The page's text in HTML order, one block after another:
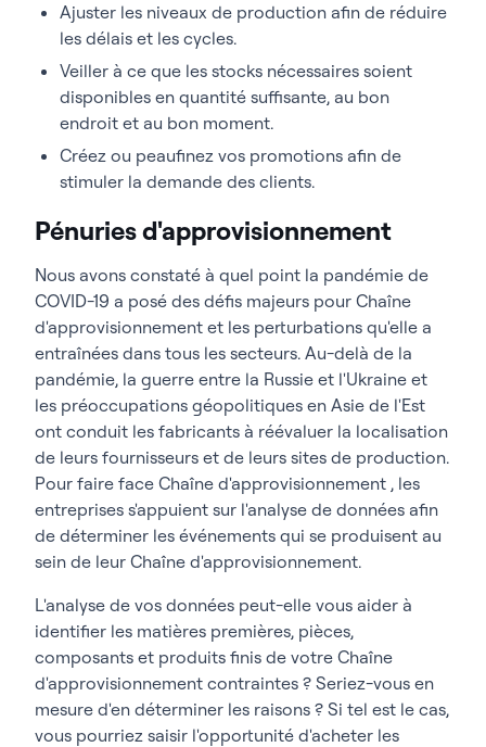
Ajuster les niveaux de production afin de réduire
les délais et les cycles.
Veiller à ce que les stocks nécessaires soient
disponibles en quantité suffisante, au bon
endroit et au bon moment.
Créez ou peaufinez vos promotions afin de
stimuler la demande des clients.
Pénuries d'approvisionnement
Nous avons constaté à quel point la pandémie de
COVID-19 a posé des défis majeurs pour Chaîne
d'approvisionnement et les perturbations qu'elle a
entraînées dans tous les secteurs. Au-delà de la
pandémie, la guerre entre la Russie et l'Ukraine et
les préoccupations géopolitiques en Asie de l'Est
ont conduit les fabricants à réévaluer la localisation
de leurs fournisseurs et de leurs sites de production.
Pour faire face Chaîne d'approvisionnement , les
entreprises s'appuient sur l'analyse de données afin
de déterminer les événements qui se produisent au
sein de leur Chaîne d'approvisionnement.
L'analyse de vos données peut-elle vous aider à
identifier les matières premières, pièces,
composants et produits finis de votre Chaîne
d'approvisionnement contraintes ? Seriez-vous en
mesure d'en déterminer les raisons ? Si tel est le cas,
vous pourriez saisir l'opportunité d'acheter les